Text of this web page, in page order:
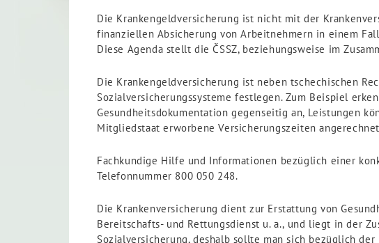
Die Krankengeldversicherung ist nicht mit der
finanziellen Absicherung von Arbeitnehmern in einem
Diese Agenda stellt die ČSSZ, beziehungsweise im
Die Krankengeldversicherung ist neben tschechischen
Sozialversicherungssysteme festlegen. Zum Beispiel
Gesundheitsdokumentation gegenseitig an, Leistungen
Mitgliedstaat erworbene Versicherungszeiten
Fachkundige Hilfe und Informationen bezüglich einer
Telefonnummer 800 050 248.
Die Krankenversicherung dient zur Erstattung von
Bereitschafts- und Rettungsdienst u. a., und liegt in der
Sozialversicherung, deshalb sollte man sich bezüglich